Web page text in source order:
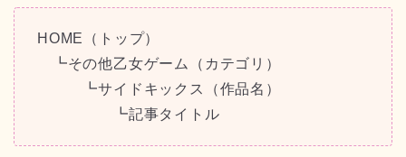
HOME（トップ）
┗その他乙女ゲーム（カテゴリ）
┗サイドキックス（作品名）
┗記事タイトル